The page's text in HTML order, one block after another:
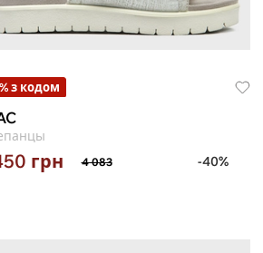
з кодом
грн 4 083
-40%